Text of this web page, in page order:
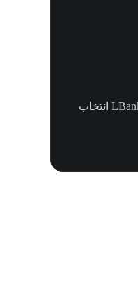
ارزهای دیجیتال را برای معامله در LBank انتخاب